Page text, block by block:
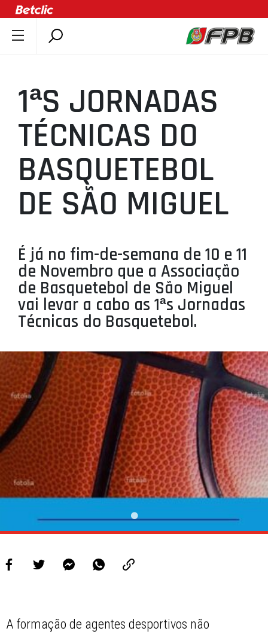
ÚLTIMAS
COMPETIÇÕES
ASSOCIAÇÕES
CLUBES
AGENTES
AGENDA
MINIBASQUETE
ÁREA TÉCNICA
PROJETOS
LIGA BETCLIC MASCULINA
LIGA BETCLIC FEMININA
1ªS JORNADAS
TÉCNICAS DO
BASQUETEBOL
DE SÃO MIGUEL
É já no fim-de-semana de 10 e 11
de Novembro que a Associação
de Basquetebol de São Miguel
vai levar a cabo as 1ªs Jornadas
Técnicas do Basquetebol.
A formação de agentes desportivos não